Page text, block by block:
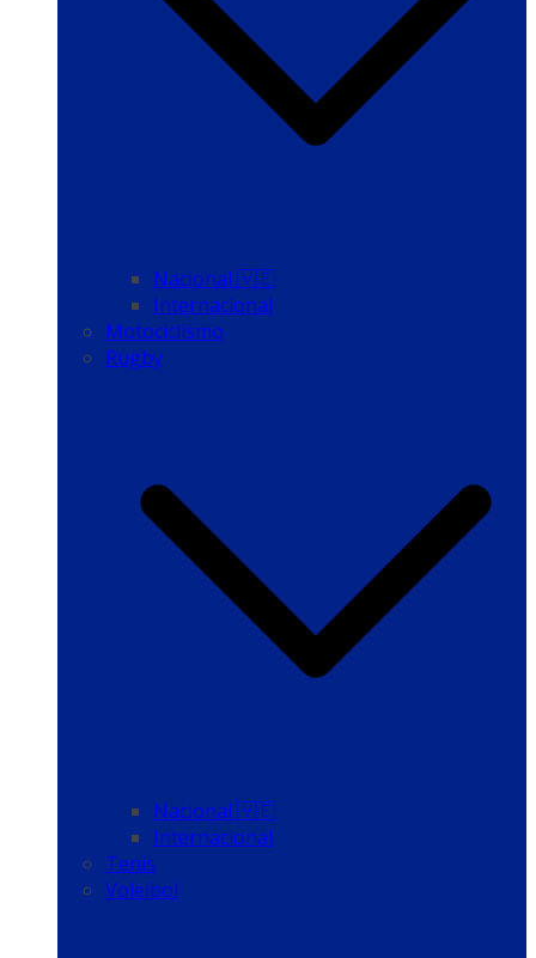
Nacional 🇻🇪
Internacional
Motociclismo
Rugby
Nacional 🇻🇪
Internacional
Tenis
Voleibol